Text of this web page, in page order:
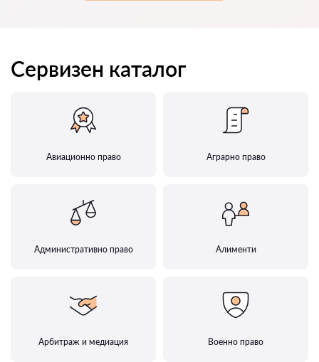
Сервизен каталог
Авиационно право Аграрно право
Административно право Алименти
Арбитраж и медиация Военно право